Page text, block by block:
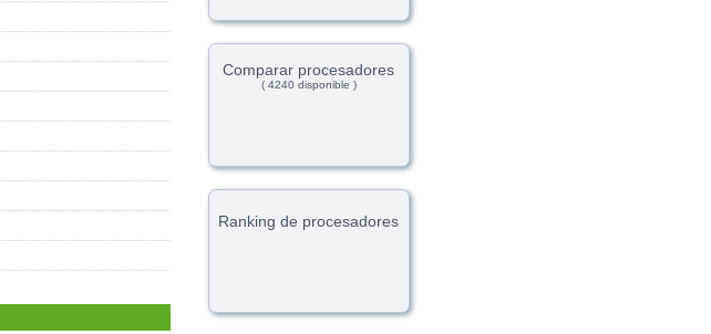
Comparar procesadores
( 4240 disponible )
Ranking de procesadores